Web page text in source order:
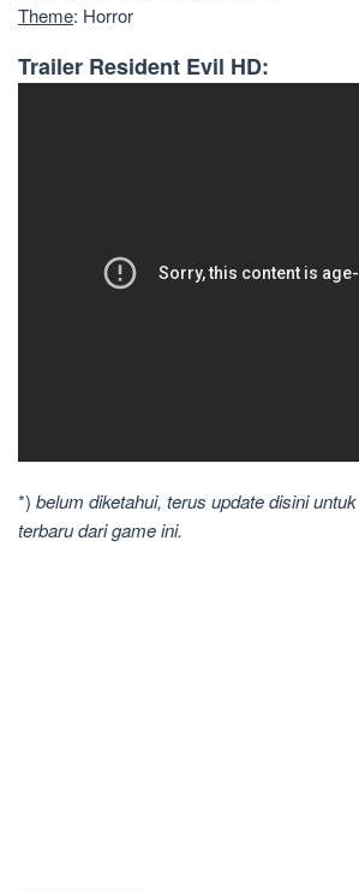
Theme: Horror
Trailer Resident Evil HD:
*) belum diketahui, terus update disini
terbaru dari game ini.